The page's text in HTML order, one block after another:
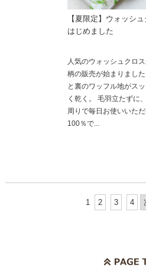
【夏限定】ウォッシ
はじめました
人気のウォッシュクロ
柄の販売が始まりまし
と裏のワッフル地がス
く乾く。 毛羽立たずに
周りで毎日お使いいた
100％で...
1 2 3 4